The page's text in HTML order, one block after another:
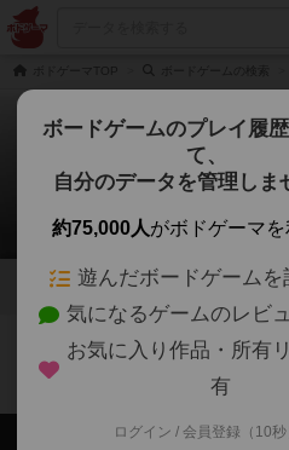
スポー
0件の戦略
1 1
スポークスの
会員の新
ボードゲームのプレイ履
て、
自分のデータを管理しま
約75,000人がボドゲーマを
遊んだボードゲームを
気になるゲームのレビ
お気に入り作品・所有
有
ログイン / 会員登録（10秒